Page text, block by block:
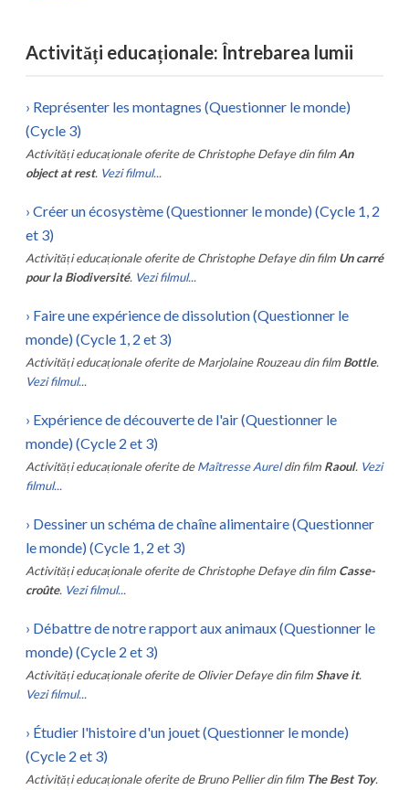
Activități educaționale: Întrebarea lumii
› Représenter les montagnes (Questionner le monde)
(Cycle 3)
Activități educaționale oferite de Christophe Defaye din film An
object at rest. Vezi filmul...
› Créer un écosystème (Questionner le monde) (Cycle 1, 2
et 3)
Activități educaționale oferite de Christophe Defaye din film Un carré
pour la Biodiversité. Vezi filmul...
› Faire une expérience de dissolution (Questionner le
monde) (Cycle 1, 2 et 3)
Activități educaționale oferite de Marjolaine Rouzeau din film Bottle.
Vezi filmul...
› Expérience de découverte de l'air (Questionner le
monde) (Cycle 2 et 3)
Activități educaționale oferite de Maîtresse Aurel din film Raoul. Vezi
filmul...
› Dessiner un schéma de chaîne alimentaire (Questionner
le monde) (Cycle 1, 2 et 3)
Activități educaționale oferite de Christophe Defaye din film Casse-
croûte. Vezi filmul...
› Débattre de notre rapport aux animaux (Questionner le
monde) (Cycle 2 et 3)
Activități educaționale oferite de Olivier Defaye din filmShave it.
Vezi filmul...
› Étudier l'histoire d'un jouet (Questionner le monde)
(Cycle 2 et 3)
Activități educaționale oferite de Bruno Pellier din film The Best Toy.